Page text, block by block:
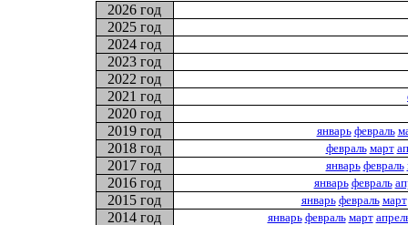
2026 год
2025 год
2024 год
2023 год
2022 год
2021 год
2020 год
2019 год
январь февраль
2018 год февраль март
2017 год январь февраль
2016 год январь февраль
2015 год январь февраль март
2014 год январь февраль март